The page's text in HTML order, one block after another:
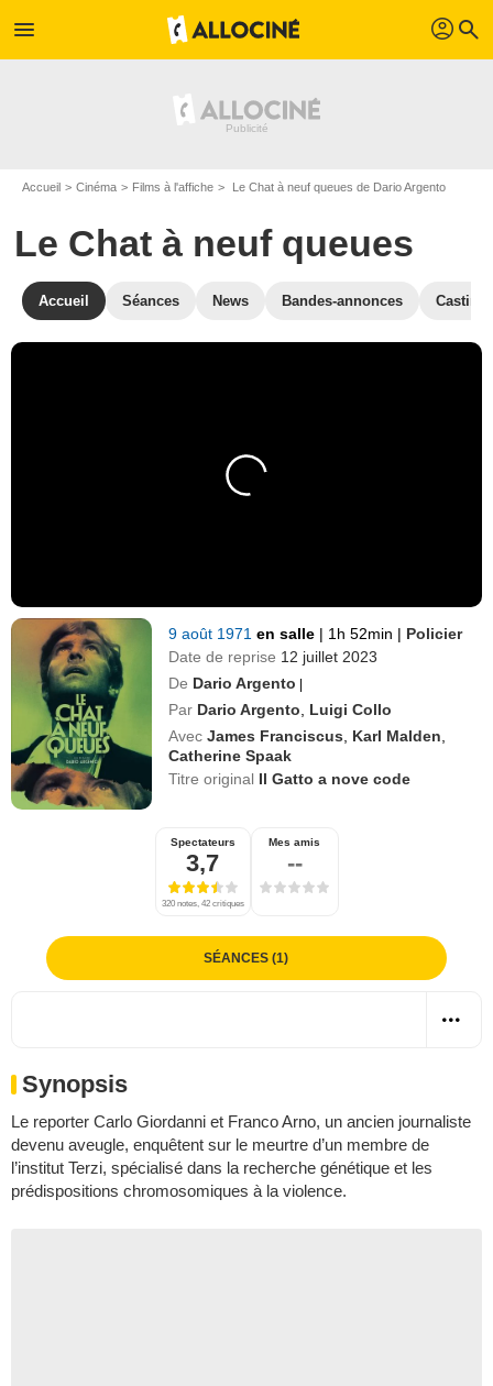
menu profil search
Accueil Cinéma Films à l'affiche Le Chat à neuf queues de Dario Argento
Le Chat à neuf queues
Accueil Séances News Bandes-annonces Casting
9 août 1971en salle | 1h 52min | Policier
Date de reprise 12 juillet 2023
De Dario Argento |
Par Dario Argento
Luigi Collo
Avec James Franciscus Karl Malden
Catherine Spaak
Titre original Il Gatto a nove code
Spectateurs
3,7
320 notes, 42 critiques
Mes amis
--
SÉANCES (1)
Synopsis
Le reporter Carlo Giordanni et Franco Arno, un ancien journaliste
devenu aveugle, enquêtent sur le meurtre d’un membre de
l’institut Terzi, spécialisé dans la recherche génétique et les
prédispositions chromosomiques à la violence.